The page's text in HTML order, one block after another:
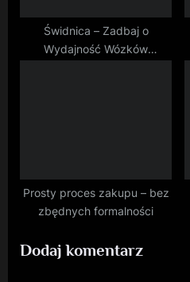
Świdnica – Zadbaj o
Wydajność Wózków
Prosty proces zakupu – bez
zbędnych formalności
Dodaj komentarz